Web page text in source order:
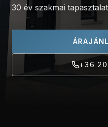
30 év szakmai
+36